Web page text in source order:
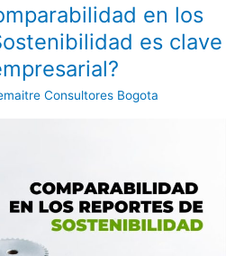
en los
es clave
Consultores Bogota